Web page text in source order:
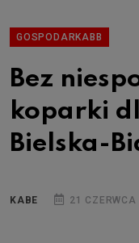
GOSPODARKABB
Bez
koparki
Bielska-
KABE 21